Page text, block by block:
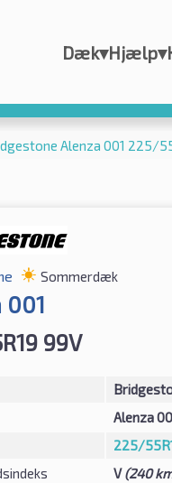
Dæk▾Hjælp▾
Alenza 001 225/
Sommerdæk
001
99V
Alenza
225/
V(240